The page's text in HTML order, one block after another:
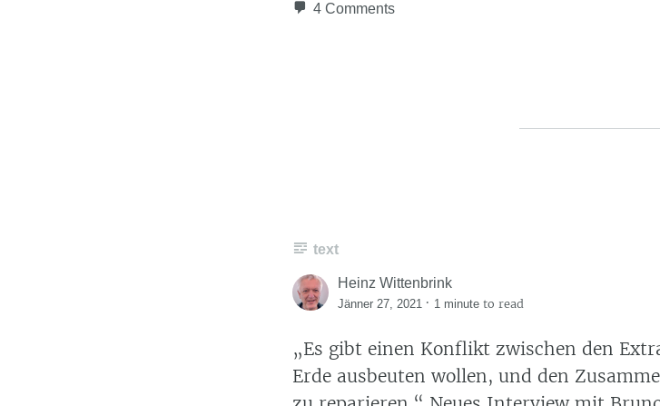
4 Comments
text
Heinz Wittenbrink
Jänner 27, 2021 · 1 minute to read
„Es gibt einen Konflikt zwischen den
Erde ausbeuten wollen, und den